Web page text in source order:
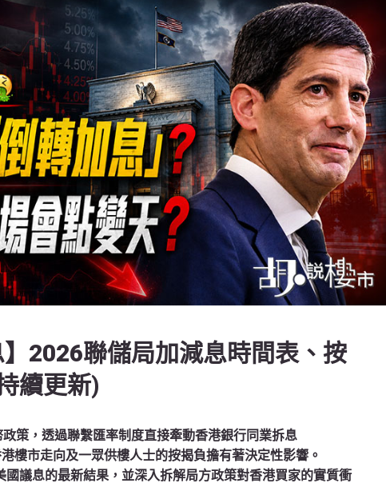
】2026聯儲局加減息時間表、按
續更新)
策，透過聯繫匯率制度直接牽動香港銀行同業拆息
樓市走向及一眾供樓人士的按揭負擔有著決定性影響。
議息的最新結果，並深入拆解局方政策對香港買家的實質衝